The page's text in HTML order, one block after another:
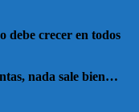
debe crecer en todos
nada sale bien…